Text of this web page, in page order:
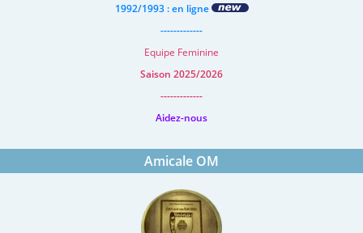
1992/1993 : en ligne
-------------
Equipe Feminine
Saison 2025/2026
-------------
Aidez-nous
Amicale OM